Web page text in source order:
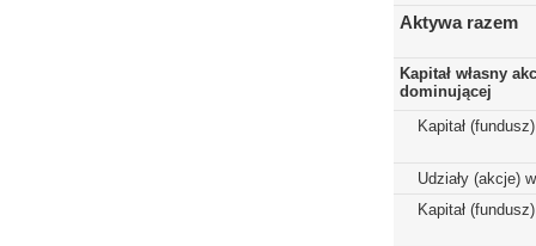
Aktywa razem
Kapitał własny
dominującej
Kapitał
Udziały (akcje)
Kapitał